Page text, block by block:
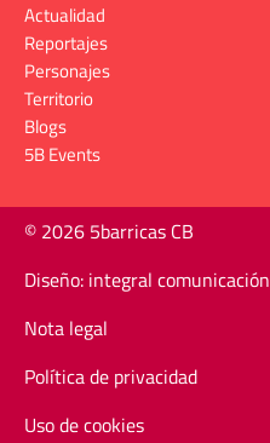
Actualidad
Reportajes
Personajes
Territorio
Blogs
5B Events
© 2026 5barricas CB
Diseño: integral comunicación
Nota legal
Política de privacidad
Uso de cookies